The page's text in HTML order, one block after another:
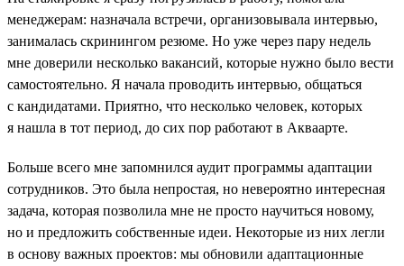
менеджерам: назначала встречи, организовывала интервью,
занималась скринингом резюме. Но уже через пару недель
мне доверили несколько вакансий, которые нужно было вести
самостоятельно. Я начала проводить интервью, общаться
с кандидатами. Приятно, что несколько человек, которых
я нашла в тот период, до сих пор работают в Акваарте.
Больше всего мне запомнился аудит программы адаптации
сотрудников. Это была непростая, но невероятно интересная
задача, которая позволила мне не просто научиться новому,
но и предложить собственные идеи. Некоторые из них легли
в основу важных проектов: мы обновили адаптационные